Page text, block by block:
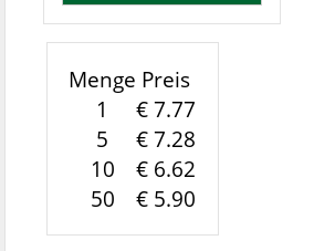
Menge Preis
1
€ 7.77
5
€ 7.28
10
€ 6.62
50
€ 5.90